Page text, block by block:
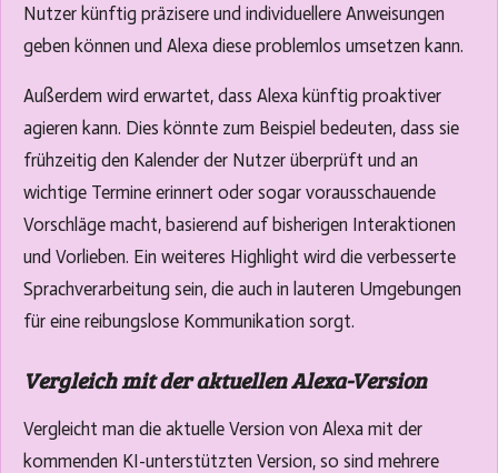
Nutzer künftig präzisere und individuellere Anweisungen
geben können und Alexa diese problemlos umsetzen kann.
Außerdem wird erwartet, dass Alexa künftig proaktiver
agieren kann. Dies könnte zum Beispiel bedeuten, dass sie
frühzeitig den Kalender der Nutzer überprüft und an
wichtige Termine erinnert oder sogar vorausschauende
Vorschläge macht, basierend auf bisherigen Interaktionen
und Vorlieben. Ein weiteres Highlight wird die verbesserte
Sprachverarbeitung sein, die auch in lauteren Umgebungen
für eine reibungslose Kommunikation sorgt.
Vergleich mit der aktuellen Alexa-Version
Vergleicht man die aktuelle Version von Alexa mit der
kommenden KI-unterstützten Version, so sind mehrere